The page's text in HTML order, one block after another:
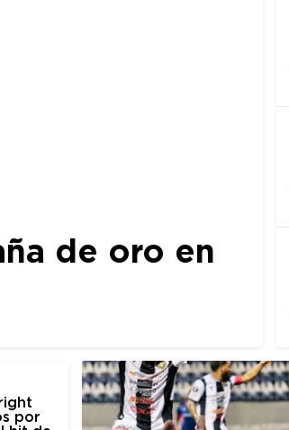
de oro en